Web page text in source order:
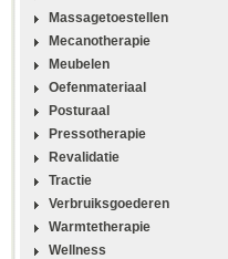
Massagetoestellen
Mecanotherapie
Meubelen
Oefenmateriaal
Posturaal
Pressotherapie
Revalidatie
Tractie
Verbruiksgoederen
Warmtetherapie
Wellness